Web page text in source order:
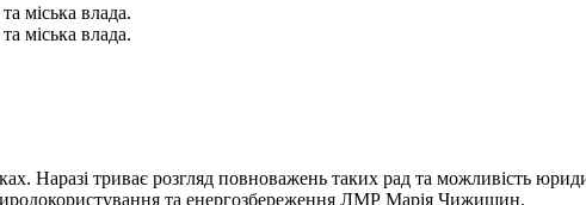
міська влада.
міська влада.
Наразі триває розгляд повноважень таких рад та можливість
та енергозбереження ЛМР Марія Чижишин.